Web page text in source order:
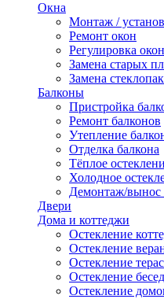
Окна
Монтаж /
Ремонт окон
Регулировка окон
Замена старых
Замена
Балконы
Пристройка
Ремонт балконов
Утепление
Отделка балкона
Тёплое
Холодное
Демонтаж/вынос
Двери
Дома и коттеджи
Остекление
Остекление
Остекление
Остекление
Остекление